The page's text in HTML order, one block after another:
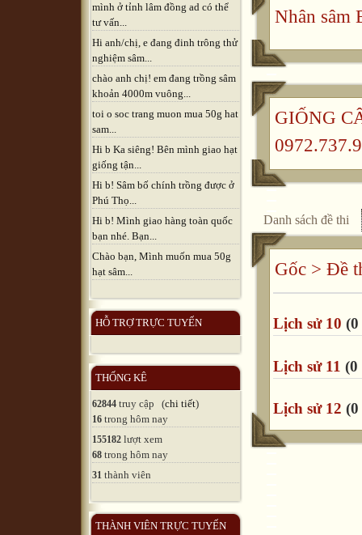
mình ở tỉnh lâm đồng ad có thể
tư vấn...
Hi anh/chị, e đang đinh trông thử
nghiệm sâm...
chào anh chị! em đang trồng sâm
khoản 4000m vuông...
toi o soc trang muon mua 50g hat
sam...
Hi b Ka siêng! Bên mình giao hạt
giống tận...
Hi b! Sâm bố chính trồng được ở
Phú Thọ...
Hi b! Mình giao hàng toàn quốc
bạn nhé. Bạn...
Chào bạn, Mình muốn mua 50g
hạt sâm...
HỖ TRỢ TRỰC TUYẾN
THỐNG KÊ
62844 truy cập (chi tiết)
16 trong hôm nay
155182 lượt xem
68 trong hôm nay
31 thành viên
THÀNH VIÊN TRỰC TUYẾN
Nhân sâm
GIỐNG
Danh sách đề thi
Gốc > Đề
Lịch sử 10
Lịch sử 11 (0
Lịch sử 12